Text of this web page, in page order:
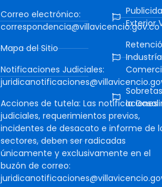
Correo electrónico:
correspondencia@villavicencio.gov.co
Mapa del Sitio
Notificaciones Judiciales:
Acciones de tutela: Las notificaciones
judiciales, requerimientos previos,
incidentes de desacato e informe de
sectores, deben ser radicadas
únicamente y exclusivamente en el
buzón de correo:
Exterior
la